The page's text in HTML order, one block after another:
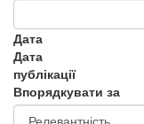
Дата
Дата
публікації
Впорядкувати за